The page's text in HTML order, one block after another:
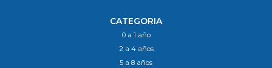
CATEGORIA
0 a 1 año
2 a 4 años
5 a 8 años